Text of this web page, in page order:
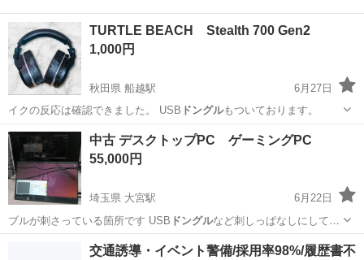
TURTLE BEACH Stealth 700 Gen2
1,000円
秋田県 船越駅
6月27日
イクの反応は確認できました。 USB ドングルもついております。
秋田 男鹿市 船越駅 テレビゲーム
中古 デスクトップPC ゲーミングPC
55,000円
埼玉県 大宮駅
6月22日
ブルが刺さっている箇所です USB ドングルなど刺しっぱなしにしてれ
ば問題ありま…さいたま市 大宮駅 デスクトップパソコン
交通誘導・イベント警備/採用率98%/履歴書不